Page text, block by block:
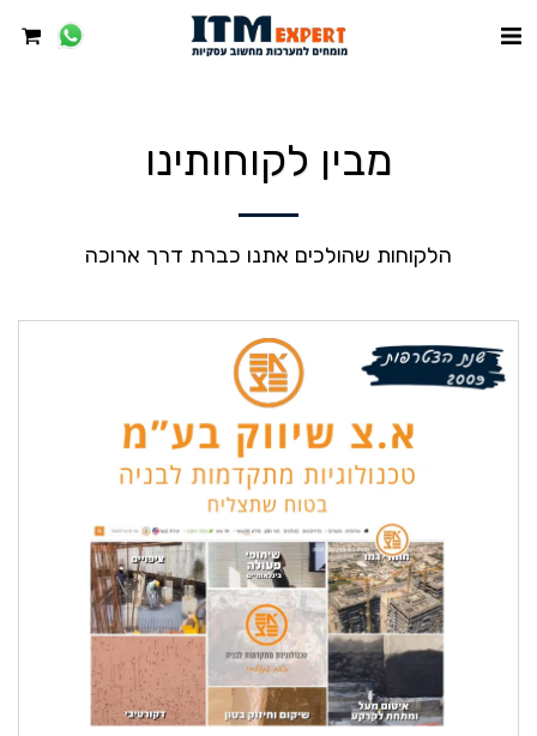
מבין לקוחותינו
הלקוחות שהולכים אתנו כברת דרך ארוכה